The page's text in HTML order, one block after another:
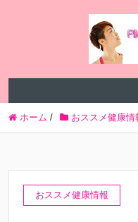
ホーム / おススメ健康情
おススメ健康情報